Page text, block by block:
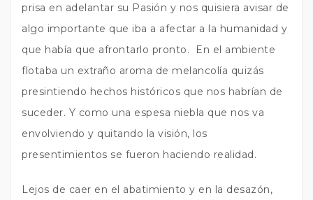
prisa en adelantar su Pasión y nos quisiera avisar de
algo importante que iba a afectar a la humanidad y
que había que afrontarlo pronto. En el ambiente
flotaba un extraño aroma de melancolía quizás
presintiendo hechos históricos que nos habrían de
suceder. Y como una espesa niebla que nos va
envolviendo y quitando la visión, los
presentimientos se fueron haciendo realidad.
Lejos de caer en el abatimiento y en la desazón,